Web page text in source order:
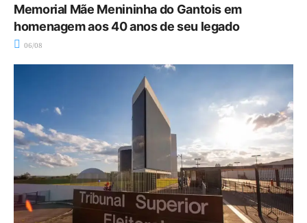
Memorial Mãe Menininha do Gantois em
homenagem aos 40 anos de seu legado
06/08